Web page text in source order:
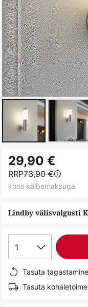
to
the
beginning
the
Lindby välisvalgusti
29,90 €
RRP73,90 €
koos käibemaksuga
1
Tasuta
Tasuta